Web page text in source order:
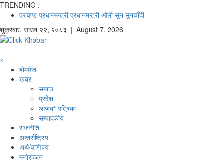
TRENDING :
प्रचण्ड प्रधानमन्त्री प्रधानमन्त्री ओली सुन सुनचाँदी
शुक्रबार, साउन २२, २०८३ | August 7, 2026
×
होमपेज
खबर
समाज
प्रदेश
आजको पत्रिका
सम्पादकीय
राजनीति
अन्तर्राष्ट्रिय
अर्थ/वाणिज्य
मनाेरञ्जन